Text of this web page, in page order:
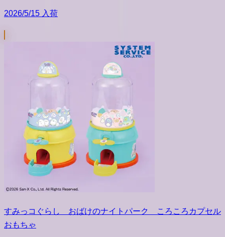
2026/5/15 入荷
すみっコぐらし おばけのナイトパーク ころころカプセル
おもちゃ